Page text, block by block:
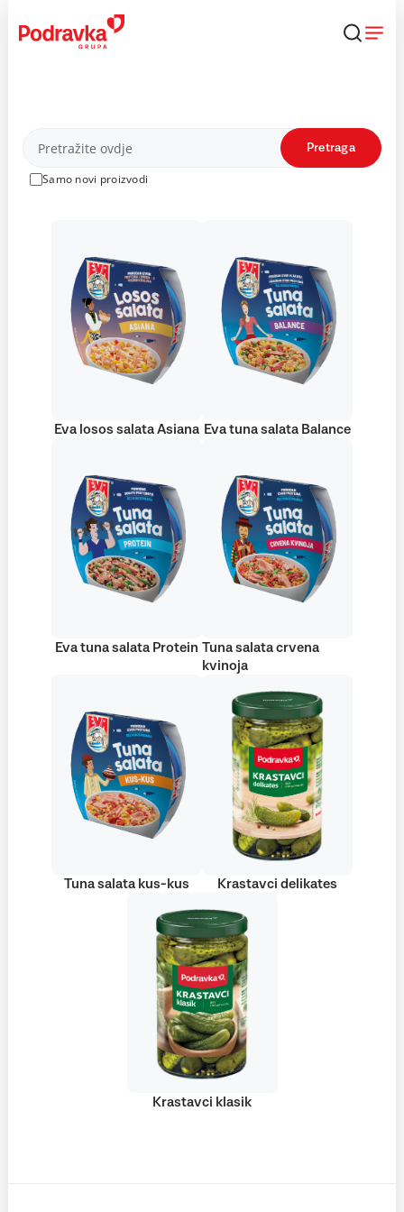
content
Proizvodi
Samo novi proizvodi
Pretraga
Eva losos salata Asiana Eva tuna salata Balance
Eva tuna salata Protein Tuna salata crvena
kvinoja
Tuna salata kus-kus Krastavci delikates
Krastavci klasik